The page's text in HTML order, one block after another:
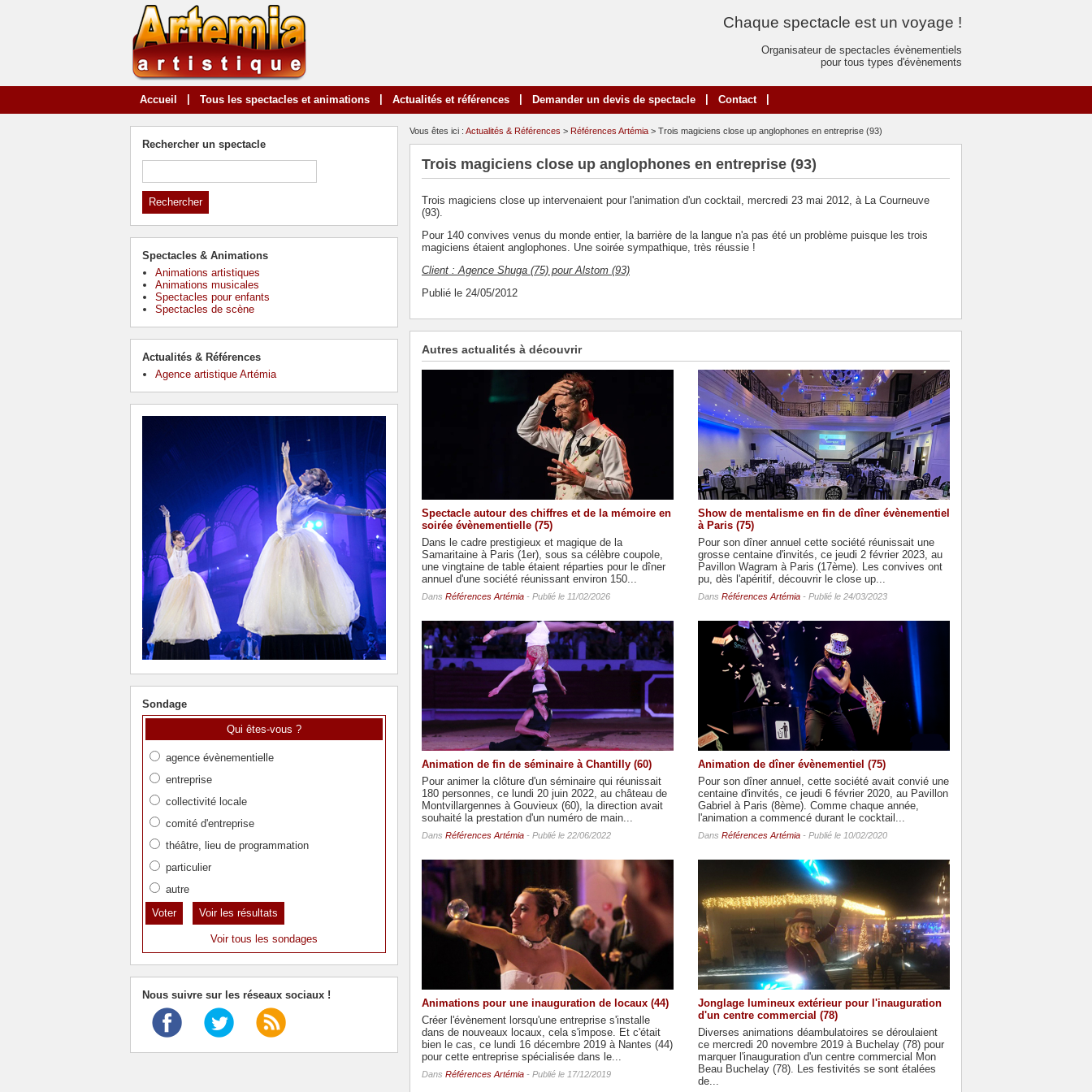
Chaque spectacle est un voyage !
Organisateur de spectacles évènementiels
pour tous types d'évènements
Accueil Tous les spectacles et animations Actualités et références Demander un devis de spectacle Contact
Vous êtes ici : Actualités & Références > Références Artémia > Trois magiciens close up anglophones en entreprise (93)
Trois magiciens close up anglophones en entreprise (93)
Trois magiciens close up intervenaient pour l'animation d'un cocktail, mercredi 23 mai 2012, à La Courneuve
(93).
Pour 140 convives venus du monde entier, la barrière de la langue n'a pas été un problème puisque les trois
magiciens étaient anglophones. Une soirée sympathique, très réussie !
Client : Agence Shuga (75) pour Alstom (93)
Publié le 24/05/2012
Autres actualités à découvrir
Spectacle autour des chiffres et de la mémoire en
soirée évènementielle (75)
Dans le cadre prestigieux et magique de la
Samaritaine à Paris (1er), sous sa célèbre coupole,
une vingtaine de table étaient réparties pour le dîner
annuel d'une société réunissant environ 150...
Dans Références Artémia - Publié le 11/02/2026
Show de mentalisme en fin de dîner évènementiel
à Paris (75)
Pour son dîner annuel cette société réunissait une
grosse centaine d'invités, ce jeudi 2 février 2023, au
Pavillon Wagram à Paris (17ème). Les convives ont
pu, dès l'apéritif, découvrir le close up...
Dans Références Artémia - Publié le 24/03/2023
Animation de fin de séminaire à Chantilly (60)
Pour animer la clôture d'un séminaire qui réunissait
180 personnes, ce lundi 20 juin 2022, au château de
Montvillargennes à Gouvieux (60), la direction avait
souhaité la prestation d'un numéro de main...
Dans Références Artémia - Publié le 22/06/2022
Animation de dîner évènementiel (75)
Pour son dîner annuel, cette société avait convié une
centaine d'invités, ce jeudi 6 février 2020, au Pavillon
Gabriel à Paris (8ème). Comme chaque année,
l'animation a commencé durant le cocktail...
Dans Références Artémia - Publié le 10/02/2020
Animations pour une inauguration de locaux (44)
Créer l'évènement lorsqu'une entreprise s'installe
dans de nouveaux locaux, cela s'impose. Et c'était
bien le cas, ce lundi 16 décembre 2019 à Nantes (44)
pour cette entreprise spécialisée dans le...
Dans Références Artémia - Publié le 17/12/2019
Jonglage lumineux extérieur pour l'inauguration
d'un centre commercial (78)
Diverses animations déambulatoires se déroulaient
ce mercredi 20 novembre 2019 à Buchelay (78) pour
marquer l'inauguration d'un centre commercial Mon
Beau Buchelay (78). Les festivités se sont étalées
de...
Rechercher un spectacle
Spectacles & Animations
Animations artistiques
Animations musicales
Spectacles pour enfants
Spectacles de scène
Actualités & Références
Agence artistique Artémia
Sondage
Qui êtes-vous ?
agence évènementielle
entreprise
collectivité locale
comité d'entreprise
théâtre, lieu de programmation
particulier
autre
Voir les résultats
Voir tous les sondages
Nous suivre sur les réseaux sociaux !